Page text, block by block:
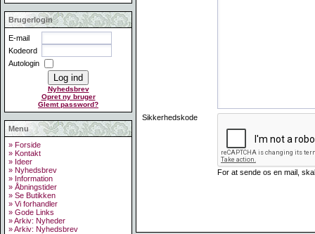
Brugerlogin
E-mail
Kodeord
Autologin
Nyhedsbrev
Opret ny bruger
Glemt password?
Menu
» Forside
» Kontakt
» Ideer
» Nyhedsbrev
» Information
» Åbningstider
» Se Butikken
» Vi forhandler
» Gode Links
» Arkiv: Nyheder
» Arkiv: Nyhedsbrev
Sikkerhedskode
For at sende os en mail,